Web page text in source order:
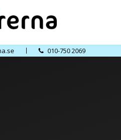
010-750 2069